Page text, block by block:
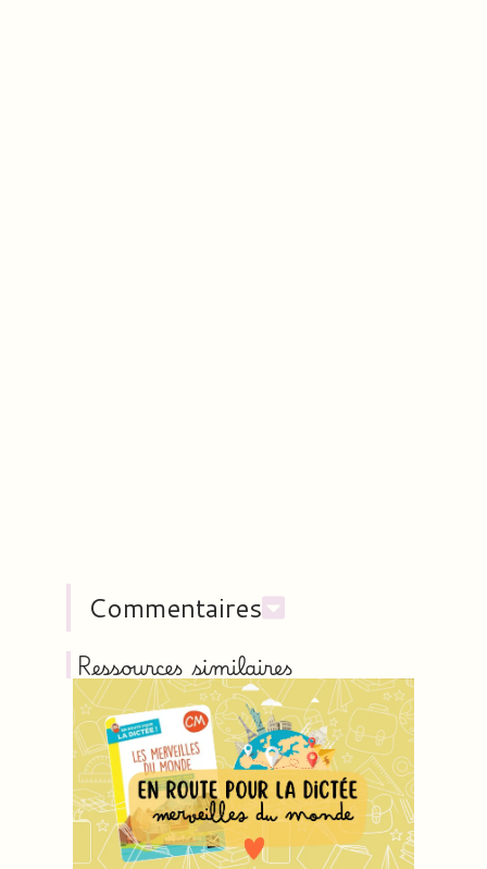
Commentaires
Ressources similaires